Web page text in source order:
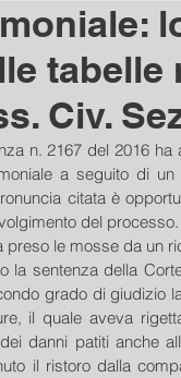
tabelle
Civ.
n. 2167 del 2016 ha
a seguito di
citata è
del processo.
preso le mosse da un
la sentenza della
grado di giudizio
il quale aveva
danni patiti anche
il ristoro dalla